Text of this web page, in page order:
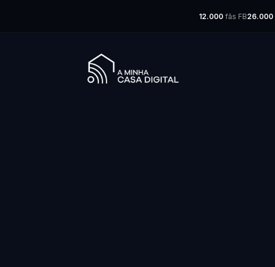
12.000 fãs FB26.000